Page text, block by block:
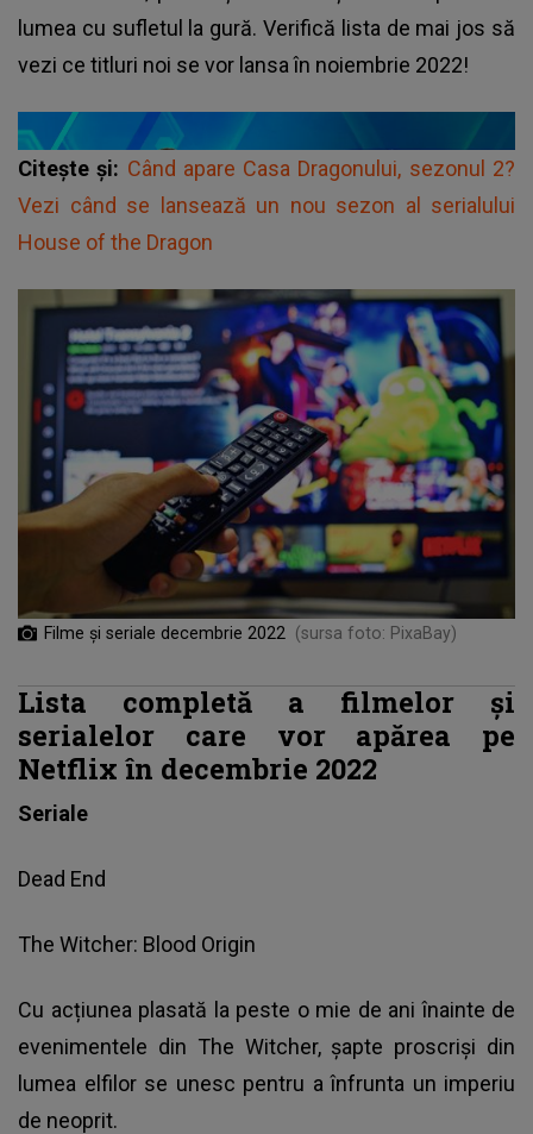
lumea cu sufletul la gură. Verifică lista de mai jos să
vezi ce titluri noi se vor lansa în noiembrie 2022!
Citește și: Când apare Casa Dragonului, sezonul 2?
Vezi când se lansează un nou sezon al serialului
House of the Dragon
Filme și seriale decembrie 2022 (sursa foto: PixaBay)
Lista completă a filmelor şi
serialelor care vor apărea pe
Netflix în decembrie 2022
Seriale
Dead End
The Witcher: Blood Origin
Cu acțiunea plasată la peste o mie de ani înainte de
evenimentele din The Witcher, șapte proscriși din
lumea elfilor se unesc pentru a înfrunta un imperiu
de neoprit.